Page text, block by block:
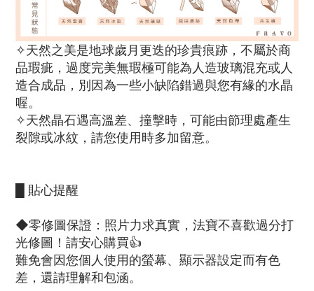
✧天然之美是地球歲月更迭的珍貴痕跡，不屬於商
品瑕疵，過度完美無瑕極可能為人造玻璃混充或人
造合成品，別因為一些小缺陷錯過與您有緣的水晶
喔。
✧天然晶石遇高溫差、撞擊時，可能由節理處產生
裂隙或冰紋，請您使用時多加留意。
█ 貼心提醒
◆零修圖保證：照片力求真實，法寶不喜歡過分打
光修圖！請安心購買👍
難免會因您個人使用的螢幕、顯示器設定而有色
差，還請理解和包涵。